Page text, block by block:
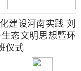
建设河南实践 刘
态文明思想暨环
仪式